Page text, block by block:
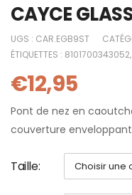
CAYCE
UGS : CAR.EGB9ST
ÉTIQUETTES : 8101700343052,
€12,95
Pont de nez en
couverture
Taille